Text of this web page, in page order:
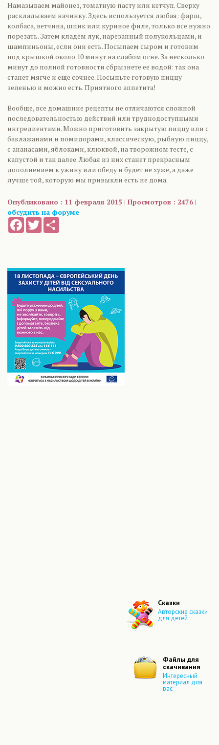
Намазываем майонез, томатную пасту или кетчуп. Сверху
раскладываем начинку. Здесь используется любая: фарш,
колбаса, ветчина, шпик или куриное филе, только все нужно
порезать. Затем кладем лук, нарезанный полукольцами, и
шампиньоны, если они есть. Посыпаем сыром и готовим
под крышкой около 10 минут на слабом огне. За несколько
минут до полной готовности сбрызнете ее водой: так она
станет мягче и еще сочнее. Посыпьте готовую пиццу
зеленью и можно есть. Приятного аппетита!
Вообще, все домашние рецепты не отличаются сложной
последовательностью действий или труднодоступными
ингредиентами. Можно приготовить закрытую пиццу или с
баклажанами и помидорами, классическую, рыбную пиццу,
с ананасами, яблоками, клюквой, на творожном тесте, с
капустой и так далее. Любая из них станет прекрасным
дополнением к ужину или обеду и будет не хуже, а даже
лучше той, которую мы привыкли есть не дома.
Опубликовано : 11 февраля 2015 | Просмотров : 2476 |
обсудить на форуме
FacebookTwitter
Сказки
Авторские сказки
для детей
Файлы для
скачивания
Интересный
материал для
вас